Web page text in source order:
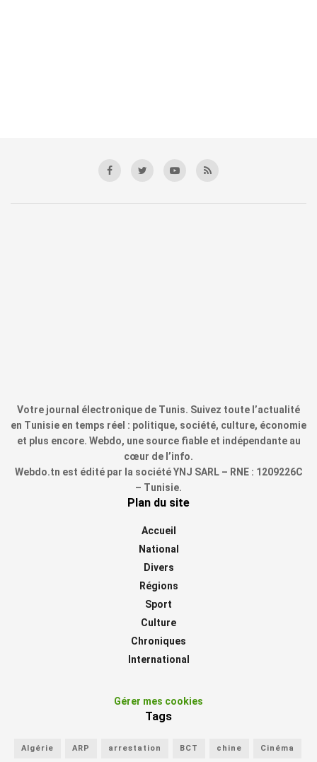
Votre journal électronique de Tunis. Suivez toute l’actualité
en Tunisie en temps réel : politique, société, culture, économie
et plus encore. Webdo, une source fiable et indépendante au
cœur de l’info.
Webdo.tn est édité par la société YNJ SARL – RNE : 1209226C
– Tunisie.
Plan du site
Accueil
National
Divers
Régions
Sport
Culture
Chroniques
International
Gérer mes cookies
Tags
Algérie ARP arrestation BCT chine Cinéma